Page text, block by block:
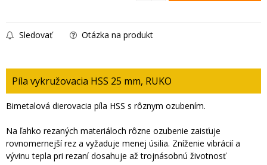
Sledovať Otázka na produkt
Píla vykružovacia HSS 25 mm, RUKO
Bimetalová dierovacia píla HSS s rôznym ozubením.
Na ľahko rezaných materiáloch rôzne ozubenie zaisťuje
rovnomernejší rez a vyžaduje menej úsilia. Zníženie vibrácií a
vývinu tepla pri rezaní dosahuje až trojnásobnú životnosť